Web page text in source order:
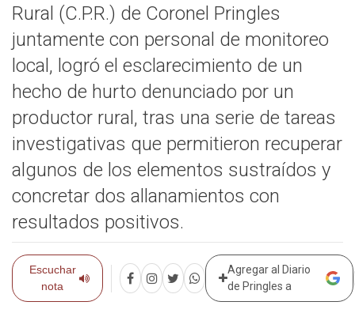
Rural (C.P.R.) de Coronel Pringles
juntamente con personal de monitoreo
local, logró el esclarecimiento de un
hecho de hurto denunciado por un
productor rural, tras una serie de tareas
investigativas que permitieron recuperar
algunos de los elementos sustraídos y
concretar dos allanamientos con
resultados positivos.
Escuchar
nota
Agregar al Diario
de Pringles a